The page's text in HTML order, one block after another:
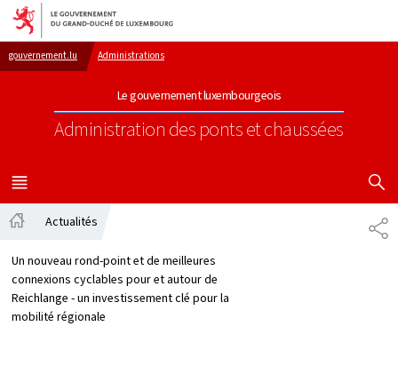
Aller au menu principal
Aller au contenu
gouvernement.lu Administrations
Le gouvernement luxembourgeois
Administration des ponts et chaussées
MENU
PRINCIPAL
Actualités
Un nouveau rond-point et de meilleures
connexions cyclables pour et autour de
Reichlange - un investissement clé pour la
mobilité régionale